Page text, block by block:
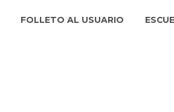
FOLLETO AL USUARIO